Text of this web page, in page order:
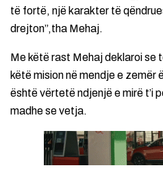
të fortë, një karakter të
drejton”,tha Mehaj.
Me këtë rast Mehaj deklaroi se
këtë mision në mendje e
është vërtetë ndjenjë e mirë t’i
madhe se vetja.